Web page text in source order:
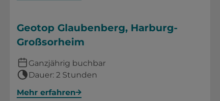
Geotop Glaubenberg, Harburg-
Großsorheim
Ganzjährig buchbar
Dauer: 2 Stunden
Mehr erfahren